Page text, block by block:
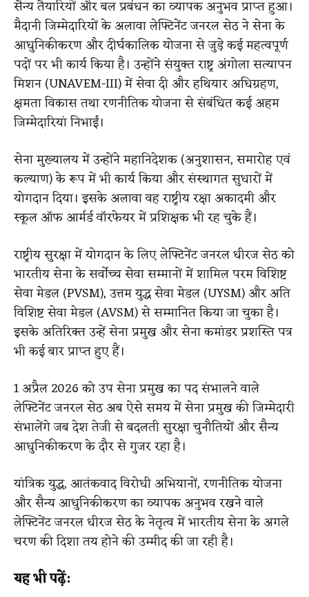
सैन्य तैयारियों और बल प्रबंधन का व्यापक अनुभव प्राप्त हुआ।
मैदानी जिम्मेदारियों के अलावा लेफ्टिनेंट जनरल सेठ ने सेना के
आधुनिकीकरण और दीर्घकालिक योजना से जुड़े कई महत्वपूर्ण
पदों पर भी कार्य किया है। उन्होंने संयुक्त राष्ट्र अंगोला सत्यापन
मिशन (UNAVEM-III) में सेवा दी और हथियार अधिग्रहण,
क्षमता विकास तथा रणनीतिक योजना से संबंधित कई अहम
जिम्मेदारियां निभाईं।
सेना मुख्यालय में उन्होंने महानिदेशक (अनुशासन, समारोह एवं
कल्याण) के रूप में भी कार्य किया और संस्थागत सुधारों में
योगदान दिया। इसके अलावा वह राष्ट्रीय रक्षा अकादमी और
स्कूल ऑफ आर्मर्ड वॉरफेयर में प्रशिक्षक भी रह चुके हैं।
राष्ट्रीय सुरक्षा में योगदान के लिए लेफ्टिनेंट जनरल धीरज सेठ को
भारतीय सेना के सर्वोच्च सेवा सम्मानों में शामिल परम विशिष्ट
सेवा मेडल (PVSM), उत्तम युद्ध सेवा मेडल (UYSM) और अति
विशिष्ट सेवा मेडल (AVSM) से सम्मानित किया जा चुका है।
इसके अतिरिक्त उन्हें सेना प्रमुख और सेना कमांडर प्रशस्ति पत्र
भी कई बार प्राप्त हुए हैं।
1 अप्रैल 2026 को उप सेना प्रमुख का पद संभालने वाले
लेफ्टिनेंट जनरल सेठ अब ऐसे समय में सेना प्रमुख की जिम्मेदारी
संभालेंगे जब देश तेजी से बदलती सुरक्षा चुनौतियों और सैन्य
आधुनिकीकरण के दौर से गुजर रहा है।
यांत्रिक युद्ध, आतंकवाद विरोधी अभियानों, रणनीतिक योजना
और सैन्य आधुनिकीकरण का व्यापक अनुभव रखने वाले
लेफ्टिनेंट जनरल धीरज सेठ के नेतृत्व में भारतीय सेना के अगले
चरण की दिशा तय होने की उम्मीद की जा रही है।
यह भी पढ़ें: